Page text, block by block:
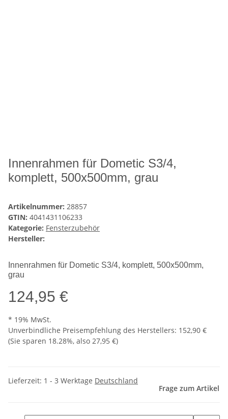
Innenrahmen für Dometic S3/4,
komplett, 500x500mm, grau
Artikelnummer: 28857
GTIN: 4041431106233
Kategorie: Fensterzubehör
Hersteller:
Innenrahmen für Dometic S3/4, komplett, 500x500mm,
grau
124,95 €
* 19% MwSt.
Unverbindliche Preisempfehlung des Herstellers: 152,90 €
(Sie sparen 18.28%, also 27,95 €)
Lieferzeit: 1 - 3 Werktage Deutschland
Frage zum Artikel